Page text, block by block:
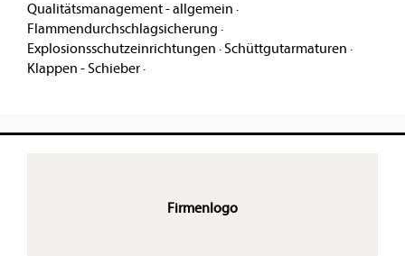
Qualitätsmanagement - allgemein ·
Flammendurchschlagsicherung ·
Explosionsschutzeinrichtungen ·Schüttgutarmaturen ·
Klappen - Schieber·
Firmenlogo